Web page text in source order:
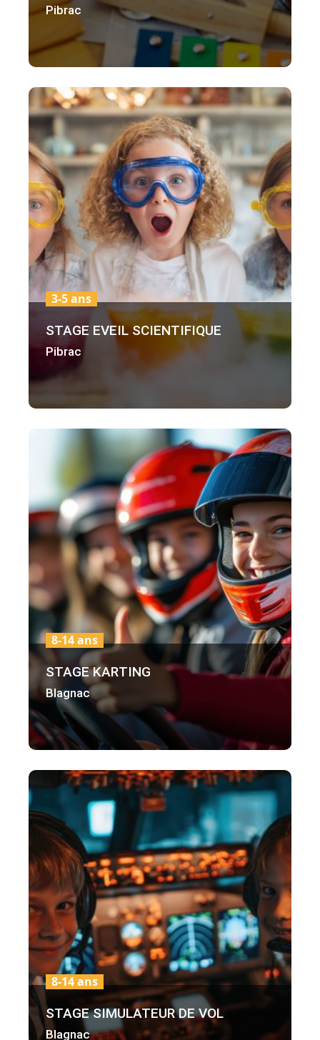
Pibrac
STAGE EVEIL SCIENTIFIQUE
Pibrac
3-5 ans
STAGE KARTING
Blagnac
8-14 ans
STAGE SIMULATEUR DE VOL
8-14 ans